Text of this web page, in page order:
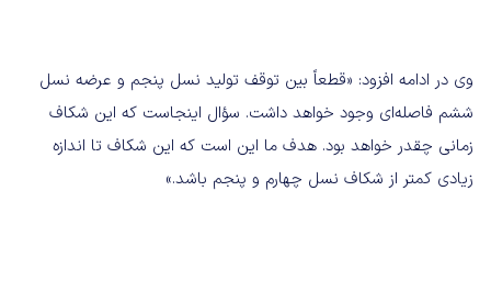
وی در ادامه افزود: «قطعاً بین توقف تولید نسل پنجم و عرضه نسل
ششم فاصله‌ای وجود خواهد داشت. سؤال اینجاست که این شکاف
زمانی چقدر خواهد بود. هدف ما این است که این شکاف تا اندازه
زیادی کمتر از شکاف نسل چهارم و پنجم باشد.»